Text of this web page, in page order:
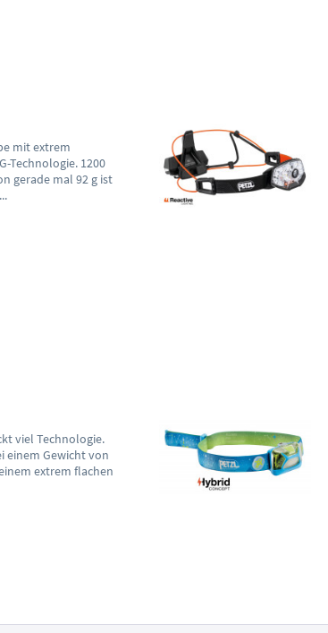
mit extrem
Technologie. 1200
gerade mal 92 g ist
viel Technologie.
einem Gewicht von
extrem flachen